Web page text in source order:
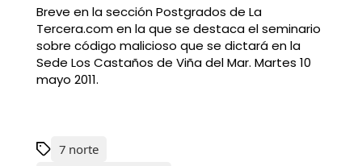
Breve en la sección Postgrados de La
Tercera.com en la que se destaca el seminario
sobre código malicioso que se dictará en la
Sede Los Castaños de Viña del Mar. Martes 10
mayo 2011.
7 norte